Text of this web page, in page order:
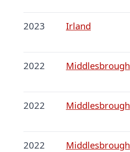
2023 Irland
2022 Middlesbrough
2022 Middlesbrough
2022 Middlesbrough